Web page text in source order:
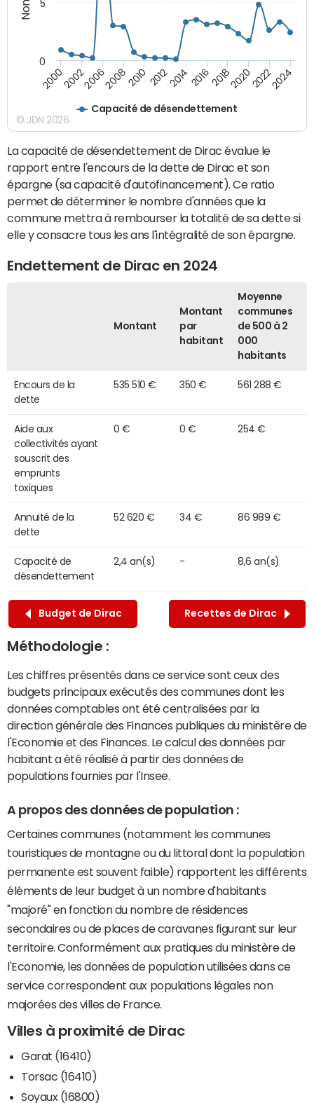
Capacité de désendettement
20002002200620082010 2012201420162018202020222024
0
5
© JDN 2026
La capacité de désendettement de Dirac évalue le
rapport entre l'encours de la dette de Dirac et son
épargne (sa capacité d'autofinancement). Ce ratio
permet de déterminer le nombre d'années que la
commune mettra à rembourser la totalité de sa dette si
elle y consacre tous les ans l'intégralité de son épargne.
Endettement de Dirac en 2024
Montant
Montant
par
habitant
Moyenne
communes
de 500 à 2
000
habitants
Encours de la
dette
535 510 € 350 € 561 288 €
Aide aux
collectivités ayant
souscrit des
emprunts
toxiques
0 € 0 € 254 €
Annuité de la
dette
52 620 € 34 € 86 989 €
Capacité de
désendettement
2,4 an(s) - 8,6 an(s)
Budget de Dirac Recettes de Dirac
Méthodologie :
Les chiffres présentés dans ce service sont ceux des
budgets principaux exécutés des communes dont les
données comptables ont été centralisées par la
direction générale des Finances publiques du ministère de
l'Economie et des Finances. Le calcul des données par
habitant a été réalisé à partir des données de
populations fournies par l'Insee.
A propos des données de population :
Certaines communes (notamment les communes
touristiques de montagne ou du littoral dont la population
permanente est souvent faible) rapportent les différents
éléments de leur budget à un nombre d'habitants
"majoré" en fonction du nombre de résidences
secondaires ou de places de caravanes figurant sur leur
territoire. Conformément aux pratiques du ministère de
l'Economie, les données de population utilisées dans ce
service correspondent aux populations légales non
majorées des villes de France.
Villes à proximité de Dirac
Garat (16410)
Torsac (16410)
Soyaux (16800)